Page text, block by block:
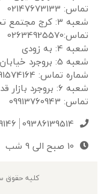
شعبه ۳: کرج مجتمع
به زودی
شعبه 5: بروجرد
تماس: 09191574164
09386139514
10 صبح الی 9 شب
کلیه حقوق